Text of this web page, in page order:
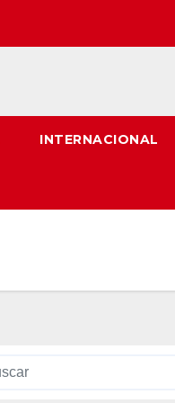
INTERNACIONAL